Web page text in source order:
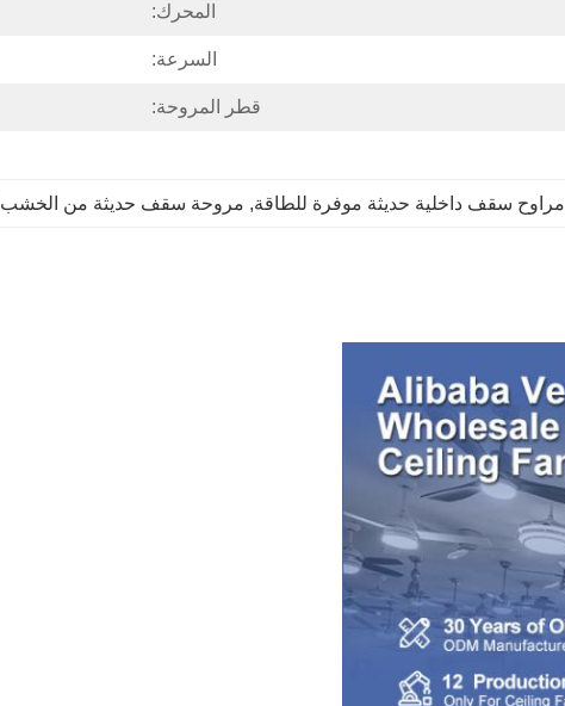
المحرك:
السرعة:
قطر المروحة:
مراوح سقف داخلية حديثة موفرة للطاقة, مروحة سقف حديثة من الخشب 230 فولت